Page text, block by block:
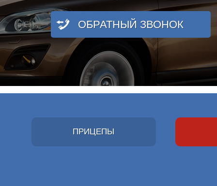
ОБРАТНЫЙ ЗВОНОК
ПРИЦЕПЫ